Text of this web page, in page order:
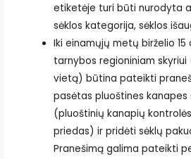
etiketėje turi būti nurodyta
sėklos kategorija, sėklos
Iki einamųjų metų birželio 15
tarnybos regioniniam
vietą) būtina pateikti
pasėtas pluoštines kanapes
(pluoštinių kanapių
priedas) ir pridėti sėklų
Pranešimą galima pateikti